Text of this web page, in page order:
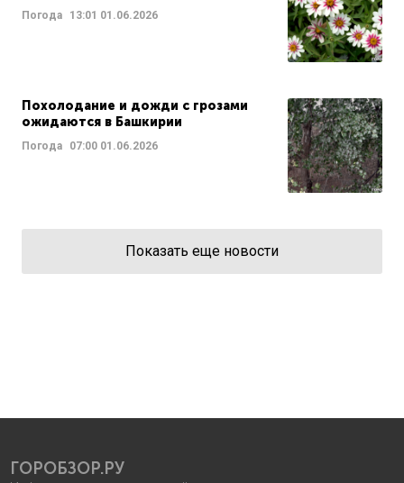
Погода 13:01 01.06.2026
Похолодание и дожди с грозами
ожидаются в Башкирии
Погода 07:00 01.06.2026
Показать еще новости
ГОРОБЗОР.РУ